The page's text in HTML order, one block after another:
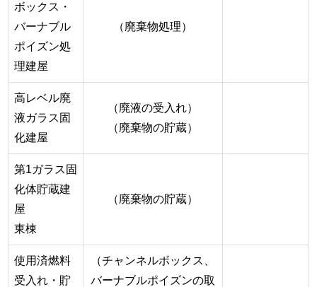
ボックス・
バーナブル
ポイズン処
理建屋
（廃棄物処理）
高レベル廃
液ガラス固
化建屋
（廃液の受入れ）
（廃棄物の貯蔵）
第1ガラス固
化体貯蔵建
屋
東棟
（廃棄物の貯蔵）
使用済燃料
受入れ・貯
（チャンネルボックス、
バーナブルポイズンの取